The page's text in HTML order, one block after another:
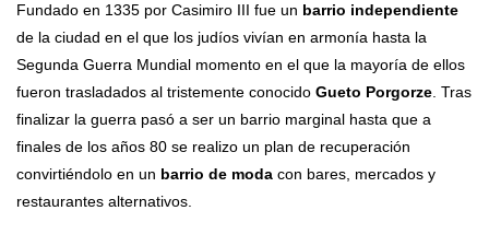
Fundado en 1335 por Casimiro III fue un barrio independiente
de la ciudad en el que los judíos vivían en armonía hasta la
Segunda Guerra Mundial momento en el que la mayoría de ellos
fueron trasladados al tristemente conocido Gueto Porgorze . Tras
finalizar la guerra pasó a ser un barrio marginal hasta que a
finales de los años 80 se realizo un plan de recuperación
convirtiéndolo en un barrio de moda con bares, mercados y
restaurantes alternativos.